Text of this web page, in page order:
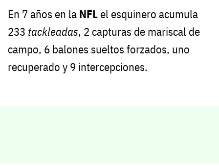
En 7 años en la NFL el esquinero acumula
233 tackleadas, 2 capturas de mariscal de
campo, 6 balones sueltos forzados, uno
recuperado y 9 intercepciones.